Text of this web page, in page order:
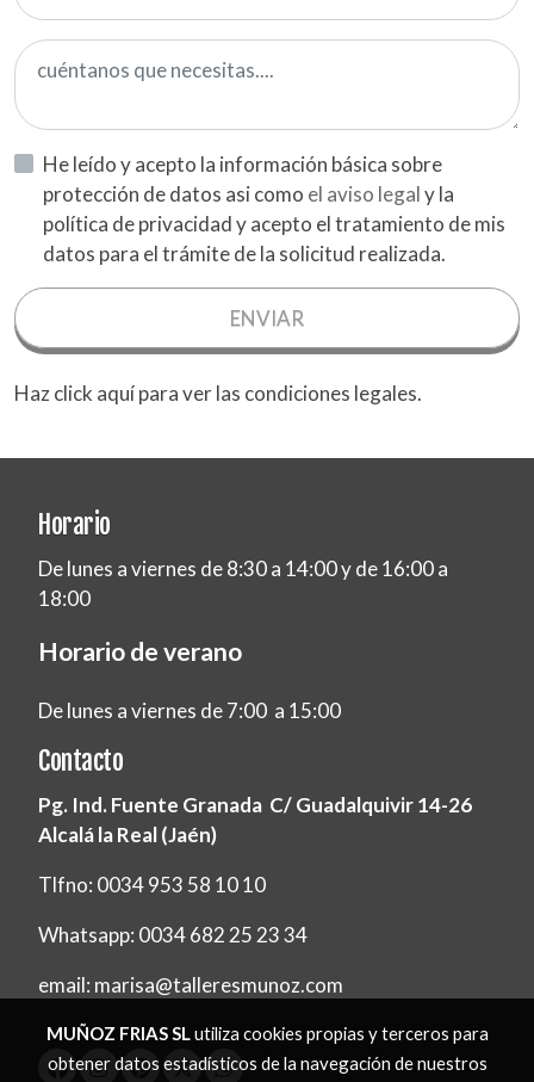
He leído y acepto la información básica sobre
protección de datos asi como el aviso legaly la
política de privacidad y acepto el tratamiento de mis
datos para el trámite de la solicitud realizada.
ENVIAR
Haz click aquí para ver las condiciones legales.
Horario
De lunes a viernes de 8:30 a 14:00 y de 16:00 a
18:00
Horario de verano
De lunes a viernes de 7:00 a 15:00
Contacto
Pg. Ind. Fuente Granada C/ Guadalquivir 14-26
Alcalá la Real (Jaén)
Tlfno: 0034 953 58 10 10
Whatsapp: 0034 682 25 23 34
email: marisa@talleresmunoz.com
MUÑOZ FRIAS SLutiliza cookies propias y terceros para
obtener datos estadísticos de la navegación de nuestros